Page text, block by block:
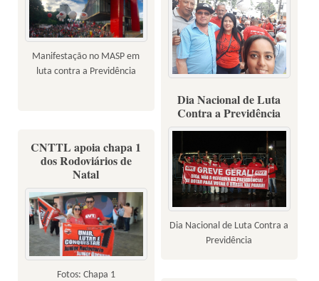
Manifestação no MASP em
luta contra a Previdência
Dia Nacional de Luta
Contra a Previdência
Dia Nacional de Luta Contra a
Previdência
CNTTL apoia chapa 1
dos Rodoviários de
Natal
Fotos: Chapa 1